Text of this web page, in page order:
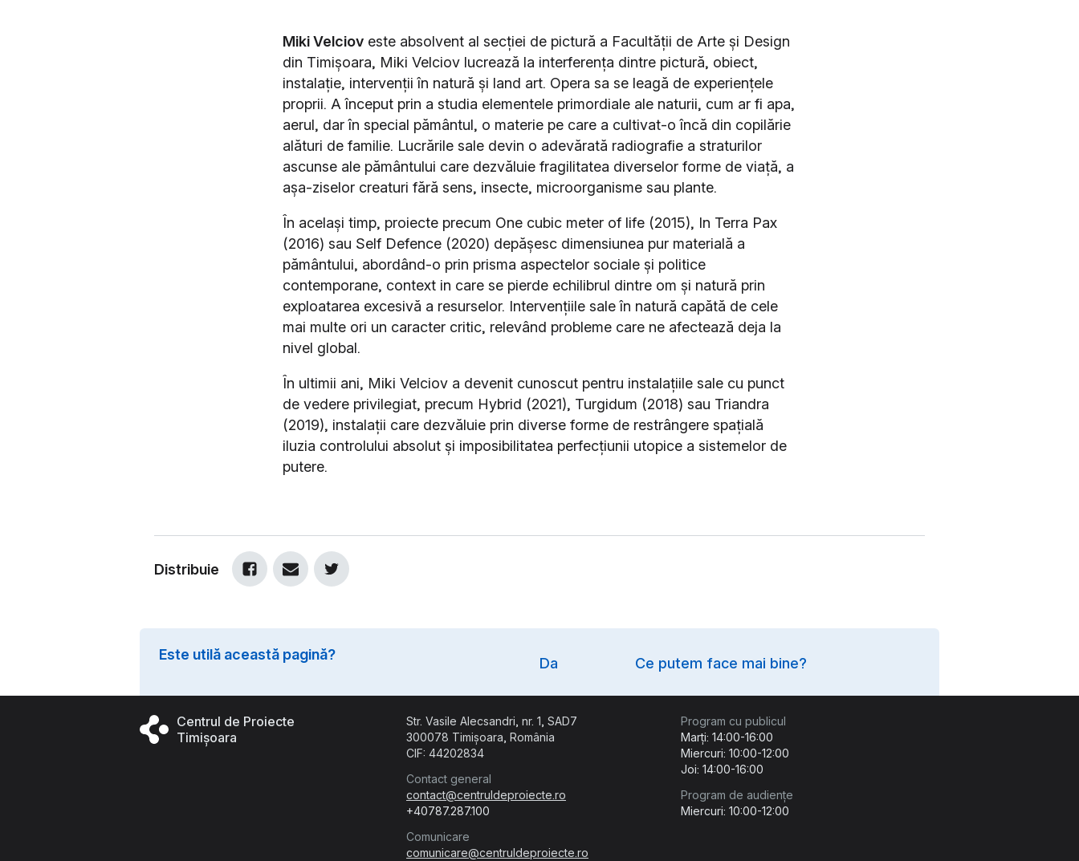
Miki Velciov este absolvent al secției de pictură a Facultății de Arte și Design
din Timișoara, Miki Velciov lucrează la interferența dintre pictură, obiect,
instalație, intervenții în natură și land art. Opera sa se leagă de experiențele
proprii. A început prin a studia elementele primordiale ale naturii, cum ar fi apa,
aerul, dar în special pământul, o materie pe care a cultivat-o încă din copilărie
alături de familie. Lucrările sale devin o adevărată radiografie a straturilor
ascunse ale pământului care dezvăluie fragilitatea diverselor forme de viață, a
așa-ziselor creaturi fără sens, insecte, microorganisme sau plante.
În același timp, proiecte precum One cubic meter of life (2015), In Terra Pax
(2016) sau Self Defence (2020) depășesc dimensiunea pur materială a
pământului, abordând-o prin prisma aspectelor sociale și politice
contemporane, context in care se pierde echilibrul dintre om și natură prin
exploatarea excesivă a resurselor. Intervențiile sale în natură capătă de cele
mai multe ori un caracter critic, relevând probleme care ne afectează deja la
nivel global.
În ultimii ani, Miki Velciov a devenit cunoscut pentru instalațiile sale cu punct
de vedere privilegiat, precum Hybrid (2021), Turgidum (2018) sau Triandra
(2019), instalații care dezvăluie prin diverse forme de restrângere spațială
iluzia controlului absolut și imposibilitatea perfecțiunii utopice a sistemelor de
putere.
Distribuie
Este utilă această pagină?
Da Ce putem face mai bine?
Centrul de Proiecte
Timișoara
Str. Vasile Alecsandri, nr. 1, SAD7
300078 Timișoara, România
CIF: 44202834
Contact general
contact@centruldeproiecte.ro
+40787.287.100
Comunicare
comunicare@centruldeproiecte.ro
Program cu publicul
Marți: 14:00-16:00
Miercuri: 10:00-12:00
Joi: 14:00-16:00
Program de audiențe
Miercuri: 10:00-12:00